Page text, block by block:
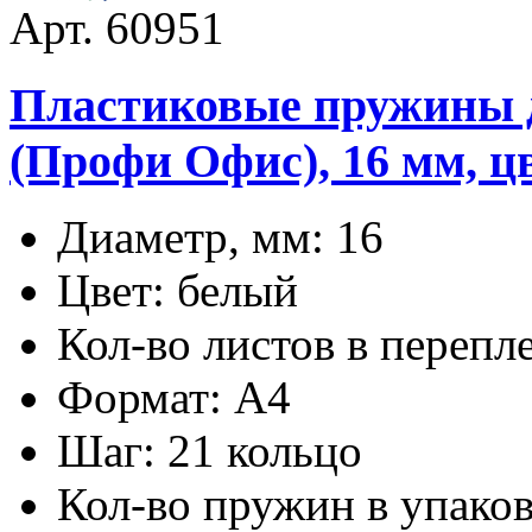
Арт. 60951
Пластиковые пружины
(Профи Офис), 16 мм,
Диаметр, мм: 16
Цвет: белый
Кол-во листов в
Формат: А4
Шаг: 21 кольцо
Кол-во пружин в